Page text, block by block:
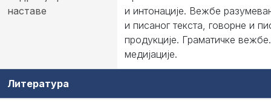
наставе
и интонације. Вежбе
и писаног текста, говорне и
продукције. Граматичке
медијације.
Литература